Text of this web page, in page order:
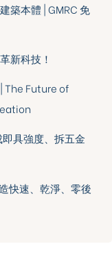
築本體 | GMRC 免
新科技！
The Future of
具強度、拆五金
快速、乾淨、零後